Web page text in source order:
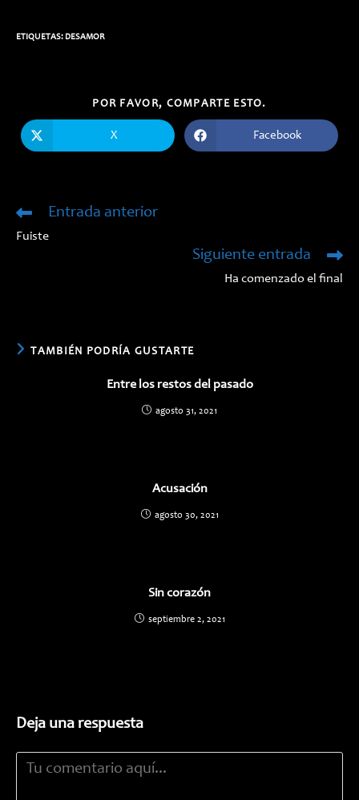
ETIQUETAS: DESAMOR
POR FAVOR, COMPARTE ESTO.
CONTENIDO
abre
X
Se
abre
Facebook
Leer
artículos
Entrada anterior
Fuiste
Siguiente entrada
Ha comenzado el final
TAMBIÉN PODRÍA GUSTARTE
Entre los restos del pasado
agosto 31, 2021
Acusación
agosto 30, 2021
Sin corazón
septiembre 2, 2021
Deja una respuesta
Comentario